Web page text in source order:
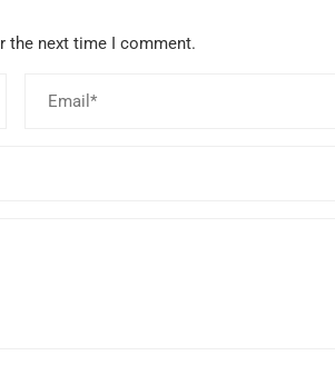
the next time I comment.